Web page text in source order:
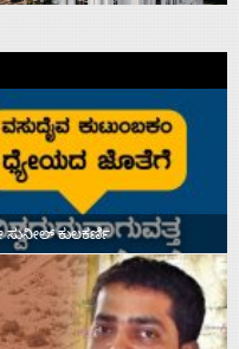
ಸುನೀಲ್‌ ಕುಲಕರ್ಣಿ